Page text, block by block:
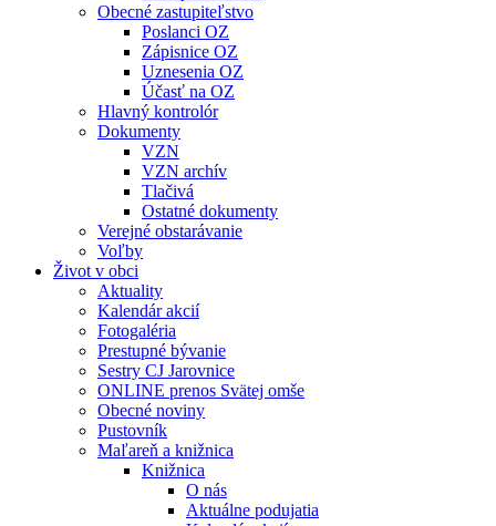
Obecné zastupiteľstvo
Poslanci OZ
Zápisnice OZ
Uznesenia OZ
Účasť na OZ
Hlavný kontrolór
Dokumenty
VZN
VZN archív
Tlačivá
Ostatné dokumenty
Verejné obstarávanie
Voľby
Život v obci
Aktuality
Kalendár akcií
Fotogaléria
Prestupné bývanie
Sestry CJ Jarovnice
ONLINE prenos Svätej omše
Obecné noviny
Pustovník
Maľareň a knižnica
Knižnica
O nás
Aktuálne podujatia